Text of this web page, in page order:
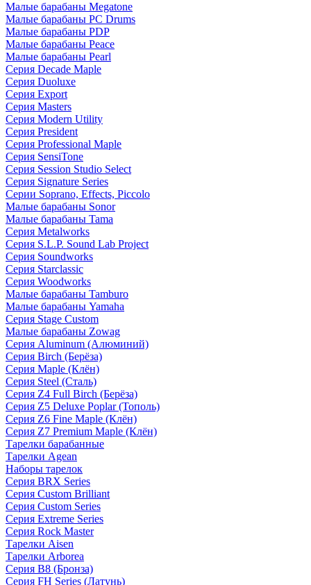
Малые барабаны Megatone
Малые барабаны PC Drums
Малые барабаны PDP
Малые барабаны Peace
Малые барабаны Pearl
Серия Decade Maple
Серия Duoluxe
Серия Export
Серия Masters
Серия Modern Utility
Серия President
Серия Professional Maple
Серия SensiTone
Серия Session Studio Select
Серия Signature Series
Серии Soprano, Effects, Piccolo
Малые барабаны Sonor
Малые барабаны Tama
Серия Metalworks
Серия S.L.P. Sound Lab Project
Серия Soundworks
Серия Starclassic
Серия Woodworks
Малые барабаны Tamburo
Малые барабаны Yamaha
Серия Stage Custom
Малые барабаны Zowag
Серия Aluminum (Алюминий)
Серия Birch (Берёза)
Серия Maple (Клён)
Серия Steel (Сталь)
Серия Z4 Full Birch (Берёза)
Серия Z5 Deluxe Poplar (Тополь)
Серия Z6 Fine Maple (Клён)
Серия Z7 Premium Maple (Клён)
Тарелки барабанные
Тарелки Agean
Наборы тарелок
Серия BRX Series
Серия Custom Brilliant
Серия Custom Series
Серия Extreme Series
Серия Rock Master
Тарелки Aisen
Тарелки Arborea
Серия B8 (Бронза)
Серия FH Series (Латунь)